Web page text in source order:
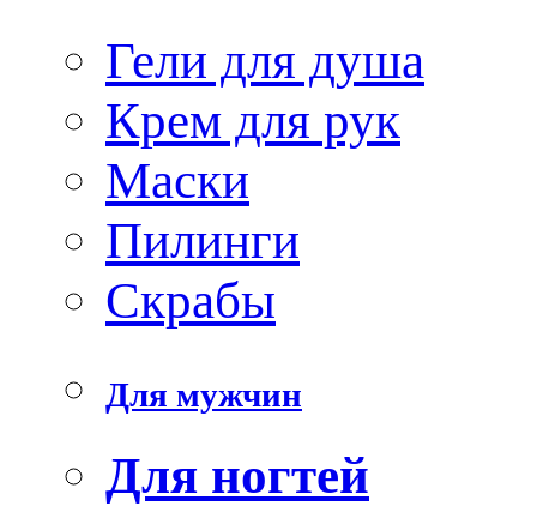
Гели для душа
Крем для рук
Маски
Пилинги
Скрабы
Для мужчин
Для ногтей